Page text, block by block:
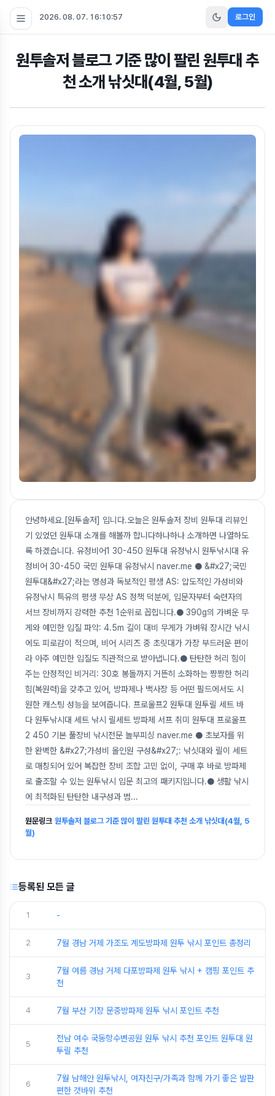
2026. 08. 07. 16:10:58 로그인
원투솔저 블로그 기준 많이 팔린 원투대 추
천 소개 낚싯대(4월, 5월)
안녕하세요.[원투솔저] 입니다.오늘은 원투솔저 장비 원투대 리뷰인
기 있었던 원투대 소개를 해볼까 합니다하나하나 소개하면 나열하도
록 하겠습니다. 유정비어1 30-450 원투대 유정낚시 원투낚시대 유
정비어 30-450 국민 원투대 유정낚시 naver.me ● &#x27;국민
원투대&#x27;라는 명성과 독보적인 평생 AS: 압도적인 가성비와
유정낚시 특유의 평생 무상 AS 정책 덕분에, 입문자부터 숙련자의
서브 장비까지 강력한 추천 1순위로 꼽힙니다.● 390g의 가벼운 무
게와 예민한 입질 파악: 4.5m 길이 대비 무게가 가벼워 장시간 낚시
에도 피로감이 적으며, 비어 시리즈 중 초릿대가 가장 부드러운 편이
라 아주 예민한 입질도 직관적으로 받아냅니다.● 탄탄한 허리 힘이
주는 안정적인 비거리: 30호 봉돌까지 거뜬히 소화하는 짱짱한 허리
힘(복원력)을 갖추고 있어, 방파제나 백사장 등 어떤 필드에서도 시
원한 캐스팅 성능을 보여줍니다. 프로울프2 원투대 원투릴 세트 바
다 원투낚시대 세트 낚시 릴세트 방파제 서프 취미 원투대 프로울프
2 450 기본 풀장비 낚시전문 놀부피싱 naver.me ● 초보자를 위
한 완벽한 &#x27;가성비 올인원 구성&#x27;: 낚싯대와 릴이 세트
로 매칭되어 있어 복잡한 장비 조합 고민 없이, 구매 후 바로 방파제
로 출조할 수 있는 원투낚시 입문 최고의 패키지입니다.● 생활 낚시
에 최적화된 탄탄한 내구성과 범...
원문링크 원투솔저 블로그 기준 많이 팔린 원투대 추천 소개 낚싯대(4월, 5
월)
등록된 모든 글
1 -
2 7월 경남 거제 가조도 계도방파제 원투 낚시 포인트 총정리
3
7월 여름 경남 거제 다포방파제 원투 낚시 + 캠핑 포인트 추
천
4 7월 부산 기장 문중방파제 원투 낚시 포인트 추천
5
전남 여수 국동항수변공원 원투 낚시 추천 포인트 원투대 원
투릴 추천
6
7월 남해안 원투낚시, 여자친구/가족과 함께 가기 좋은 발판
편한 갯바위 추천